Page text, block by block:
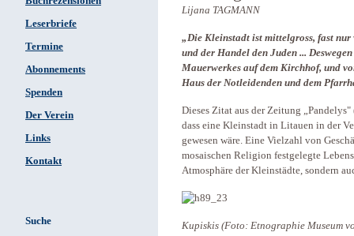
Leserbriefe
Termine
Abonnements
Spenden
Der Verein
Links
Kontakt
Suche
Lijana TAGMANN
„Die Kleinstadt ist mittelgross, fast nur
und der Handel den Juden ...
Mauerwerkes auf dem Kirchhof, und
Haus der Notleidenden und dem
Dieses Zitat aus der Zeitung
dass eine Kleinstadt in Litauen in der
gewesen wäre. Eine Vielzahl von
mosaischen Religion festgelegte
Atmosphäre der Kleinstädte, sondern
Kupiskis (Foto: Etnographie Museum